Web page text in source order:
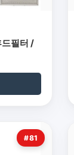
필터 /
#81